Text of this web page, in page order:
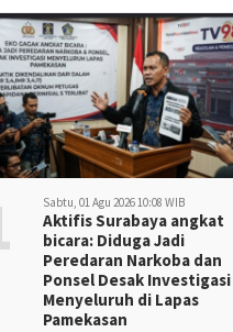
Sabtu, 01 Agu 2026 10:08 WIB
Aktifis Surabaya angkat
bicara: Diduga Jadi
Peredaran Narkoba dan
Ponsel Desak Investigasi
Menyeluruh di Lapas
Pamekasan